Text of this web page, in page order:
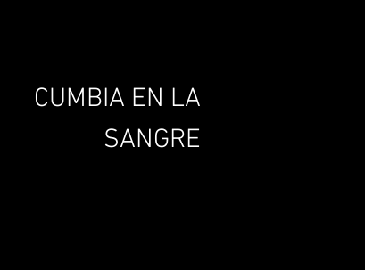
CUMBIA EN LA
SANGRE